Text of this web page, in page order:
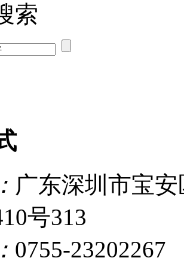
索
广东深圳市宝
号313
0755-23202267